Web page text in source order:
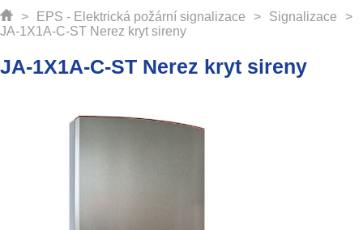
> EPS - Elektrická požární signalizace > Signalizace
>
JA-1X1A-C-ST Nerez kryt sireny
JA-1X1A-C-ST Nerez kryt sireny